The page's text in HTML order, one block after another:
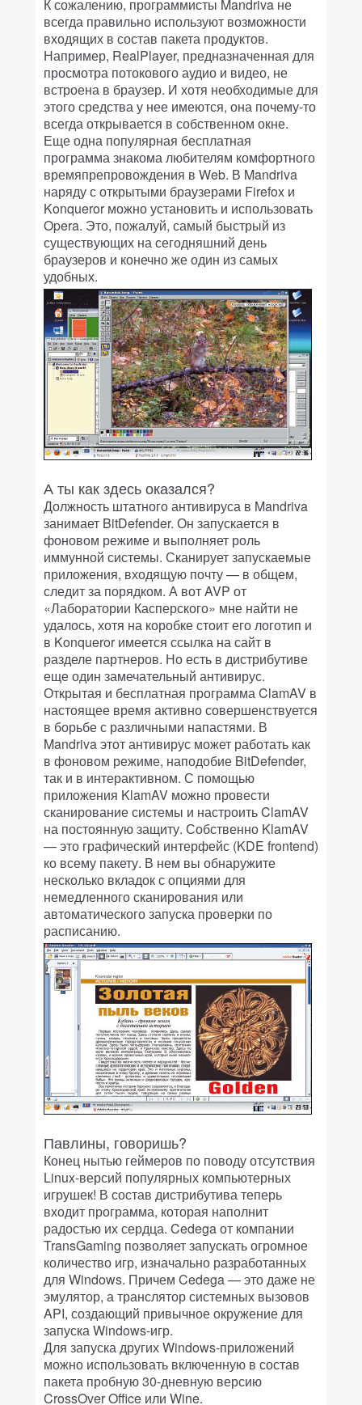
К сожалению, программисты Mandriva не
всегда правильно используют возможности
входящих в состав пакета продуктов.
Например, RealPlayer, предназначенная для
просмотра потокового аудио и видео, не
встроена в браузер. И хотя необходимые для
этого средства у нее имеются, она почему-то
всегда открывается в собственном окне.
Еще одна популярная бесплатная
программа знакома любителям комфортного
времяпрепровождения в Web. В Mandriva
наряду с открытыми браузерами Firefox и
Konqueror можно установить и использовать
Opera. Это, пожалуй, самый быстрый из
существующих на сегодняшний день
браузеров и конечно же один из самых
удобных.
А ты как здесь оказался?
Должность штатного антивируса в Mandriva
занимает BitDefender. Он запускается в
фоновом режиме и выполняет роль
иммунной системы. Сканирует запускаемые
приложения, входящую почту — в общем,
следит за порядком. А вот AVP от
«Лаборатории Касперского» мне найти не
удалось, хотя на коробке стоит его логотип и
в Konqueror имеется ссылка на сайт в
разделе партнеров. Но есть в дистрибутиве
еще один замечательный антивирус.
Открытая и бесплатная программа ClamAV в
настоящее время активно совершенствуется
в борьбе с различными напастями. В
Mandriva этот антивирус может работать как
в фоновом режиме, наподобие BitDefender,
так и в интерактивном. С помощью
приложения KlamAV можно провести
сканирование системы и настроить ClamAV
на постоянную защиту. Собственно KlamAV
— это графический интерфейс (KDE frontend)
ко всему пакету. В нем вы обнаружите
несколько вкладок с опциями для
немедленного сканирования или
автоматического запуска проверки по
расписанию.
Павлины, говоришь?
Конец нытью геймеров по поводу отсутствия
Linux-версий популярных компьютерных
игрушек! В состав дистрибутива теперь
входит программа, которая наполнит
радостью их сердца. Cedega от компании
TransGaming позволяет запускать огромное
количество игр, изначально разработанных
для Windows. Причем Cedega — это даже не
эмулятор, а транслятор системных вызовов
API, создающий привычное окружение для
запуска Windows-игр.
Для запуска других Windows-приложений
можно использовать включенную в состав
пакета пробную 30-дневную версию
CrossOver Office или Wine.